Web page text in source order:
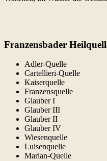
Franzensbader
Adler-Quelle
Cartellieri-Quelle
Kaiserquelle
Franzensquelle
Glauber I
Glauber III
Glauber II
Glauber IV
Wiesenquelle
Luisenquelle
Marian-Quelle